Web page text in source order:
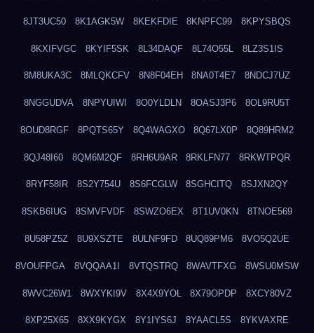
8JT3UC50 8K1AGK5W 8KEKFDIE 8KNPFC99 8KPYSBQS
8KXIFVGC 8KYIF5SK 8L34DAQF 8L74O55L 8LZ3S1IS
8M8UKA3C 8MLQKCFV 8N8F04EH 8NA0T4E7 8NDCJ7UZ
8NGGUDVA 8NPYUIWI 8O0YLDLN 8OASJ3P6 8OL9RU5T
8OUD8RGF 8PQTS65Y 8Q4WAGXO 8Q67LX0P 8Q89HRM2
8QJ48I60 8QM6M2QF 8RH6U9AR 8RKLFN77 8RKWTPQR
8RYF58IR 8S2Y754U 8S6FCGLW 8SGHCITQ 8SJXN2QY
8SKB6IUG 8SMVFVDF 8SWZO6EX 8T1UV0KN 8TNOE569
8U58PZ5Z 8U9XSZTE 8ULNF9FD 8UQ89PM6 8VO5Q2UE
8VOUFPGA 8VQQAA1I 8VTQSTRQ 8WAVTFXG 8WSU0MSW
8WVC26W1 8WXYKI9V 8X4X9YOL 8X79OPDP 8XCY80VZ
8XP25X65 8XX9KYGX 8Y1IYS6J 8YAACL5S 8YKVAXRE